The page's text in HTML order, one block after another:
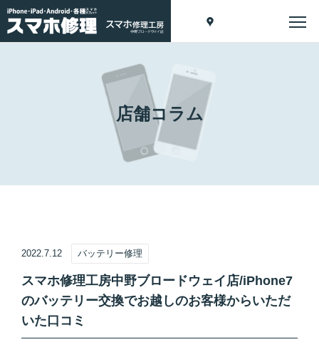
店舗コラム
2022.7.12 バッテリー修理
スマホ修理工房中野ブロードウェイ店/iPhone7
のバッテリー交換でお越しのお客様からいただ
いた口コミ